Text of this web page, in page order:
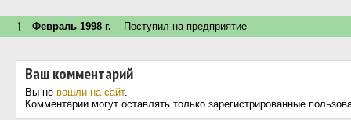
↑ Февраль 1998 г. Поступил на предприятие
Ваш комментарий
Вы не вошли на сайт.
Комментарии могут оставлять только зарегистрированные